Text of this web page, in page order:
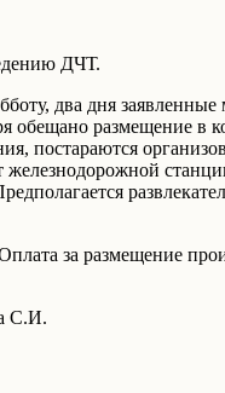
ДЧТ.
два дня
обещано размещение в
постараются
за размещение
С.И.